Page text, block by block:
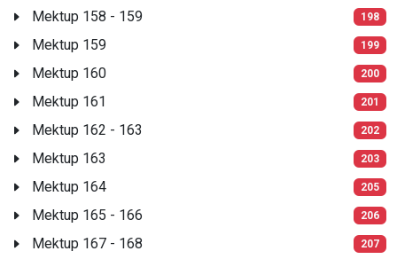
Mektup 158 - 159 198
Mektup 159 199
Mektup 160 200
Mektup 161 201
Mektup 162 - 163 202
Mektup 163 203
Mektup 164 205
Mektup 165 - 166 206
Mektup 167 - 168 207